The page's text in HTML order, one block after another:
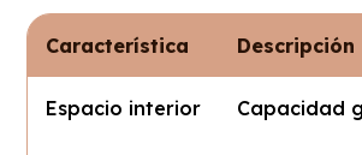
Característica Descripción
Espacio interior Capacidad